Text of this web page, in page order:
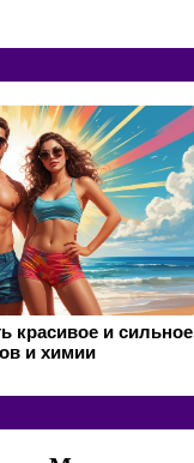
красивое и сильное
и химии